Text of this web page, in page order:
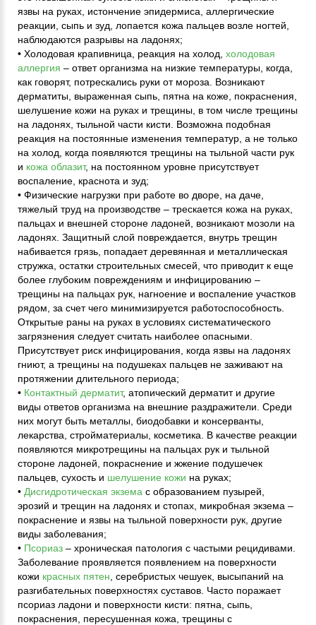
язвы на руках, истончение эпидермиса, аллергические
реакции, сыпь и зуд, лопается кожа пальцев возле ногтей,
наблюдаются разрывы на ладонях;
• Холодовая крапивница, реакция на холод, холодовая
аллергия – ответ организма на низкие температуры, когда,
как говорят, потрескались руки от мороза. Возникают
дерматиты, выраженная сыпь, пятна на коже, покраснения,
шелушение кожи на руках и трещины, в том числе трещины
на ладонях, тыльной части кисти. Возможна подобная
реакция на постоянные изменения температур, а не только
на холод, когда появляются трещины на тыльной части рук
и кожа облазит, на постоянном уровне присутствует
воспаление, краснота и зуд;
• Физические нагрузки при работе во дворе, на даче,
тяжелый труд на производстве – трескается кожа на руках,
пальцах и внешней стороне ладоней, возникают мозоли на
ладонях. Защитный слой повреждается, внутрь трещин
набивается грязь, попадает деревянная и металлическая
стружка, остатки строительных смесей, что приводит к еще
более глубоким повреждениям и инфицированию –
трещины на пальцах рук, нагноение и воспаление участков
рядом, за счет чего минимизируется работоспособность.
Открытые раны на руках в условиях систематического
загрязнения следует считать наиболее опасными.
Присутствует риск инфицирования, когда язвы на ладонях
гниют, а трещины на подушеках пальцев не заживают на
протяжении длительного периода;
• Контактный дерматит, атопический дерматит и другие
виды ответов организма на внешние раздражители. Среди
них могут быть металлы, биодобавки и консерванты,
лекарства, стройматериалы, косметика. В качестве реакции
появляются микротрещины на пальцах рук и тыльной
стороне ладоней, покраснение и жжение подушечек
пальцев, сухость и шелушение кожи на руках;
• Дисгидротическая экзема с образованием пузырей,
эрозий и трещин на ладонях и стопах, микробная экзема –
покраснение и язвы на тыльной поверхности рук, другие
виды заболевания;
• Псориаз – хроническая патология с частыми рецидивами.
Заболевание проявляется появлением на поверхности
кожи красных пятен , серебристых чешуек, высыпаний на
разгибательных поверхностях суставов. Часто поражает
псориаз ладони и поверхности кисти: пятна, сыпь,
покраснения, пересушенная кожа, трещины с